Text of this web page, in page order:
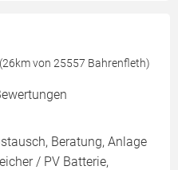
von 25557 Bahrenfleth)
Beratung, Anlage
/ PV Batterie,